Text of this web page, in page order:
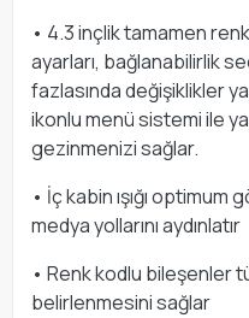
• 4.3 inçlik tamamen
ayarları, bağlanabilirlik
fazlasında değişiklikler
ikonlu menü sistemi ile
gezinmenizi sağlar.
• İç kabin ışığı
medya yollarını aydınlatır
• Renk kodlu bileşenler
belirlenmesini sağlar